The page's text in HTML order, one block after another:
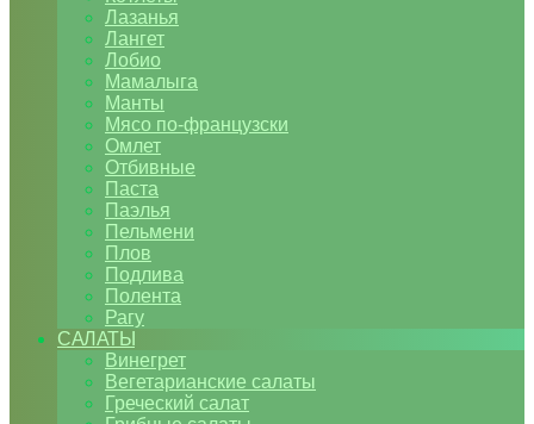
Лазанья
Лангет
Лобио
Мамалыга
Манты
Мясо по-французски
Омлет
Отбивные
Паста
Паэлья
Пельмени
Плов
Подлива
Полента
Рагу
САЛАТЫ
Винегрет
Вегетарианские салаты
Греческий салат